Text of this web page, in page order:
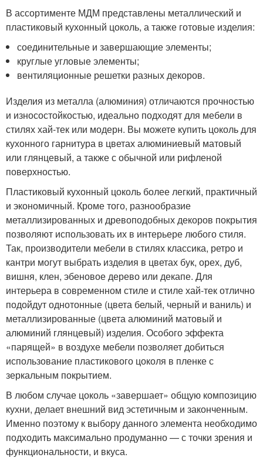
В ассортименте МДМ представлены металлический и
пластиковый кухонный цоколь, а также готовые изделия:
соединительные и завершающие элементы;
круглые угловые элементы;
вентиляционные решетки разных декоров.
Изделия из металла (алюминия) отличаются прочностью
и износостойкостью, идеально подходят для мебели в
стилях хай-тек или модерн. Вы можете купить цоколь для
кухонного гарнитура в цветах алюминиевый матовый
или глянцевый, а также с обычной или рифленой
поверхностью.
Пластиковый кухонный цоколь более легкий, практичный
и экономичный. Кроме того, разнообразие
металлизированных и древоподобных декоров покрытия
позволяют использовать их в интерьере любого стиля.
Так, производители мебели в стилях классика, ретро и
кантри могут выбрать изделия в цветах бук, орех, дуб,
вишня, клен, эбеновое дерево или декапе. Для
интерьера в современном стиле и стиле хай-тек отлично
подойдут однотонные (цвета белый, черный и ваниль) и
металлизированные (цвета алюминий матовый и
алюминий глянцевый) изделия. Особого эффекта
«парящей» в воздухе мебели позволяет добиться
использование пластикового цоколя в пленке с
зеркальным покрытием.
В любом случае цоколь «завершает» общую композицию
кухни, делает внешний вид эстетичным и законченным.
Именно поэтому к выбору данного элемента необходимо
подходить максимально продуманно — с точки зрения и
функциональности, и вкуса.